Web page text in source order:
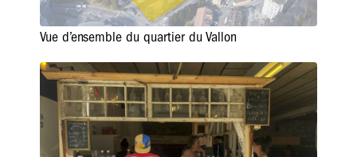
Vue d’ensemble du quartier du Vallon